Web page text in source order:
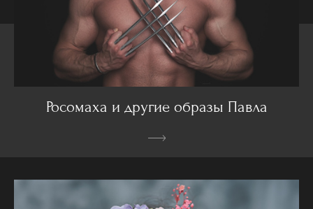
Росомаха и другие образы Павла